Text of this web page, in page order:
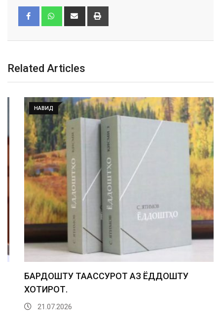
Related Articles
НАВИД
БАРДОШТУ ТААССУРОТ АЗ ЁДДОШТУ
ХОТИРОТ.
21.07.2026